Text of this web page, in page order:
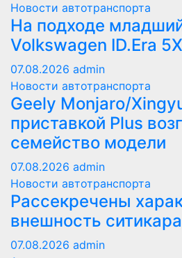
Новости автотранспорта
На подходе
Volkswagen ID.Era 5X
07.08.2026 admin
Новости автотранспорта
Geely Monjaro/
приставкой Plus
семейство модели
07.08.2026 admin
Новости автотранспорта
Рассекречены
внешность
07.08.2026 admin